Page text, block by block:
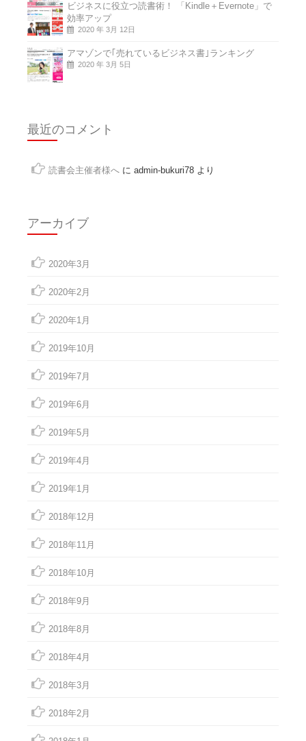
ビジネスに役立つ読書術！ 「Kindle＋Evernote」で
効率アップ
2020 年 3月 12日
アマゾンで｢売れているビジネス書｣ランキング
2020 年 3月 5日
最近のコメント
読書会主催者様へ に admin-bukuri78 より
アーカイブ
2020年3月
2020年2月
2020年1月
2019年10月
2019年7月
2019年6月
2019年5月
2019年4月
2019年1月
2018年12月
2018年11月
2018年10月
2018年9月
2018年8月
2018年4月
2018年3月
2018年2月